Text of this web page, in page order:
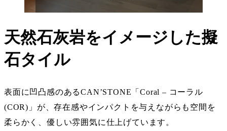
天然石灰岩をイメージした擬
石タイル
表面に凹凸感のあるCAN’STONE「Coral – コーラル
(COR) 」が、存在感やインパクトを与えながらも空間を
柔らかく、優しい雰囲気に仕上げています。